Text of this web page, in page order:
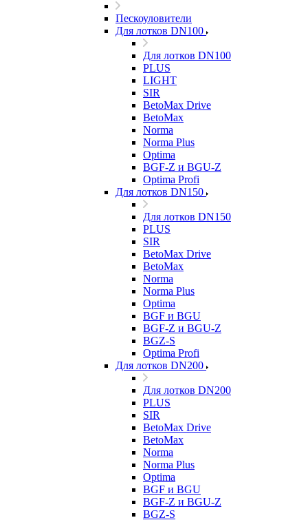
Пескоуловители
Для лотков DN100
Для лотков DN100
PLUS
LIGHT
SIR
BetoMax Drive
BetoMax
Norma
Norma Plus
Optima
BGF-Z и BGU-Z
Optima Profi
Для лотков DN150
Для лотков DN150
PLUS
SIR
BetoMax Drive
BetoMax
Norma
Norma Plus
Optima
BGF и BGU
BGF-Z и BGU-Z
BGZ-S
Optima Profi
Для лотков DN200
Для лотков DN200
PLUS
SIR
BetoMax Drive
BetoMax
Norma
Norma Plus
Optima
BGF и BGU
BGF-Z и BGU-Z
BGZ-S